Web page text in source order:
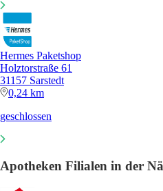
Hermes Paketshop
Holztorstraße 61
31157 Sarstedt
0,24 km
geschlossen
Apotheken Filialen in der